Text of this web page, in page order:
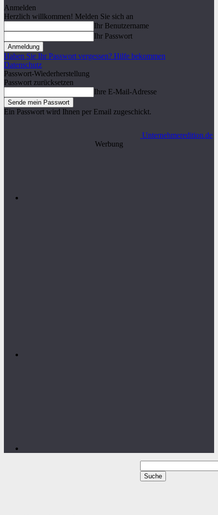
Anmelden
Herzlich willkommen! Melden Sie sich an
Ihr Benutzername
Ihr Passwort
Haben Sie Ihr Passwort vergessen? Hilfe bekommen
Datenschutz
Passwort-Wiederherstellung
Passwort zurücksetzen
Ihre E-Mail-Adresse
Ein Passwort wird Ihnen per Email zugeschickt.
Unternehmeredition.de
Werbung